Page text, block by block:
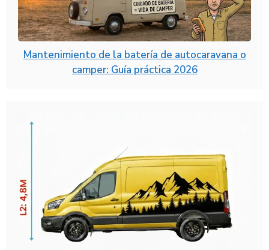
Mantenimiento de la batería de autocaravana o
camper: Guía práctica 2026